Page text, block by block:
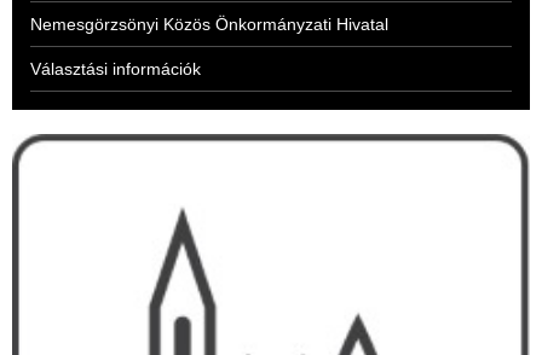
Nemesgörzsönyi Közös Önkormányzati Hivatal
Választási információk